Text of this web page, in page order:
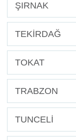
ŞIRNAK
TEKİRDAĞ
TOKAT
TRABZON
TUNCELİ